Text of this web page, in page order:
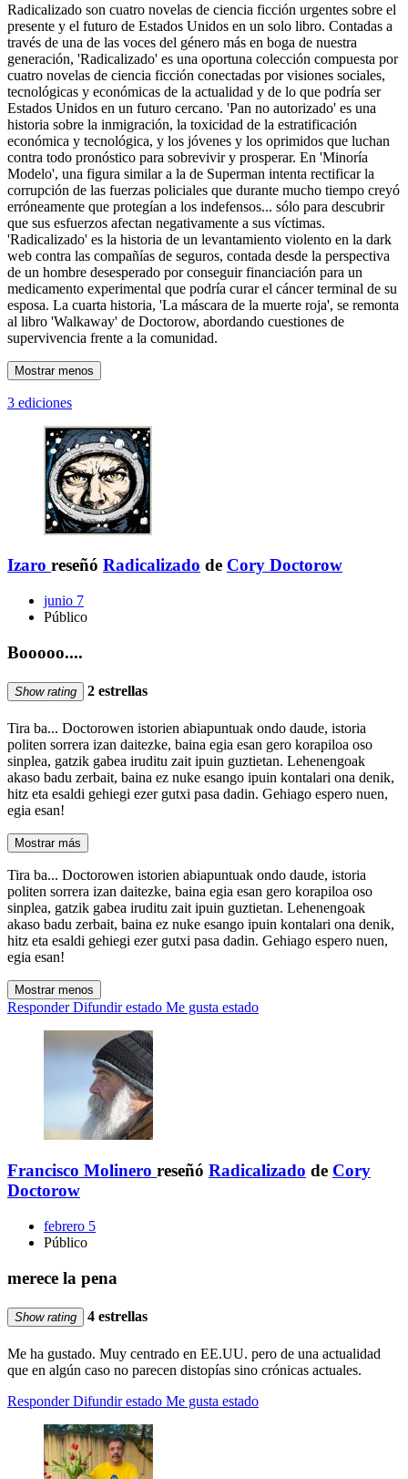
Radicalizado son cuatro novelas de ciencia ficción urgentes sobre el
presente y el futuro de Estados Unidos en un solo libro. Contadas a
través de una de las voces del género más en boga de nuestra
generación, 'Radicalizado' es una oportuna colección compuesta por
cuatro novelas de ciencia ficción conectadas por visiones sociales,
tecnológicas y económicas de la actualidad y de lo que podría ser
Estados Unidos en un futuro cercano. 'Pan no autorizado' es una
historia sobre la inmigración, la toxicidad de la estratificación
económica y tecnológica, y los jóvenes y los oprimidos que luchan
contra todo pronóstico para sobrevivir y prosperar. En 'Minoría
Modelo', una figura similar a la de Superman intenta rectificar la
corrupción de las fuerzas policiales que durante mucho tiempo creyó
erróneamente que protegían a los indefensos... sólo para descubrir
que sus esfuerzos afectan negativamente a sus víctimas.
'Radicalizado' es la historia de un levantamiento violento en la dark
web contra las compañías de seguros, contada desde la perspectiva
de un hombre desesperado por conseguir financiación para un
medicamento experimental que podría curar el cáncer terminal de su
esposa. La cuarta historia, 'La máscara de la muerte roja', se remonta
al libro 'Walkaway' de Doctorow, abordando cuestiones de
supervivencia frente a la comunidad.
Mostrar menos
3 ediciones
Izaro reseñó Radicalizado de Cory Doctorow
junio 7
Público
Booooo....
Show rating 2 estrellas
Tira ba... Doctorowen istorien abiapuntuak ondo daude, istoria
politen sorrera izan daitezke, baina egia esan gero korapiloa oso
sinplea, gatzik gabea iruditu zait ipuin guztietan. Lehenengoak
akaso badu zerbait, baina ez nuke esango ipuin kontalari ona denik,
hitz eta esaldi gehiegi ezer gutxi pasa dadin. Gehiago espero nuen,
egia esan!
Mostrar más
Tira ba... Doctorowen istorien abiapuntuak ondo daude, istoria
politen sorrera izan daitezke, baina egia esan gero korapiloa oso
sinplea, gatzik gabea iruditu zait ipuin guztietan. Lehenengoak
akaso badu zerbait, baina ez nuke esango ipuin kontalari ona denik,
hitz eta esaldi gehiegi ezer gutxi pasa dadin. Gehiago espero nuen,
egia esan!
Mostrar menos
Responder Difundir estado Me gusta estado
Francisco Molinero reseñó Radicalizado de Cory
Doctorow
febrero 5
Público
merece la pena
Show rating 4 estrellas
Me ha gustado. Muy centrado en EE.UU. pero de una actualidad
que en algún caso no parecen distopías sino crónicas actuales.
Responder Difundir estado Me gusta estado